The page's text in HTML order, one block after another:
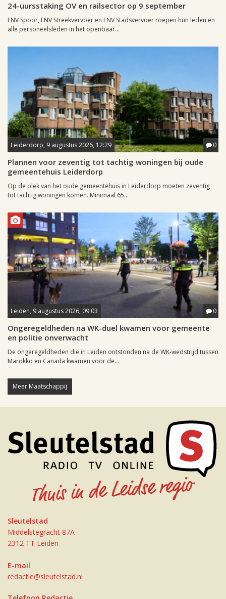
24-uursstaking OV en railsector op 9 september
FNV Spoor, FNV Streekvervoer en FNV Stadsvervoer roepen hun leden en
alle personeelsleden in het openbaar...
Leiderdorp, 9 augustus 2026, 12:29 0
Plannen voor zeventig tot tachtig woningen bij oude
gemeentehuis Leiderdorp
Op de plek van het oude gemeentehuis in Leiderdorp moeten zeventig
tot tachtig woningen komen. Minimaal 65...
Leiden, 9 augustus 2026, 09:03 0
Ongeregeldheden na WK-duel kwamen voor gemeente
en politie onverwacht
De ongeregeldheden die in Leiden ontstonden na de WK-wedstrijd tussen
Marokko en Canada kwamen voor de...
Meer Maatschappij
Sleutelstad
Middelstegracht 87A
2312 TT Leiden
E-mail
redactie@sleutelstad.nl